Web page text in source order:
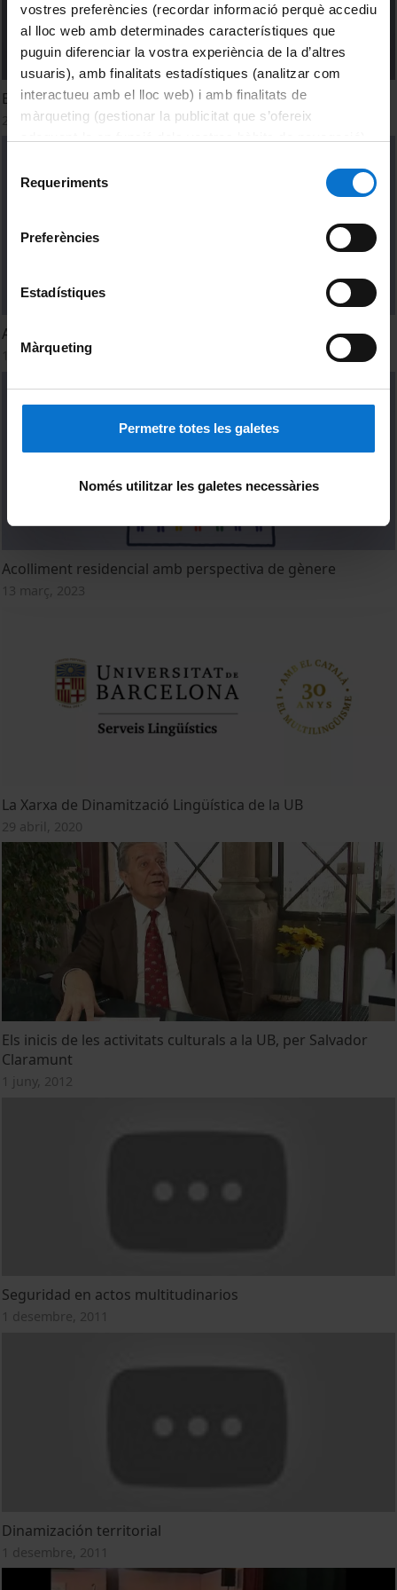
vostres preferències (recordar informació perquè accediu
al lloc web amb determinades característiques que
puguin diferenciar la vostra experiència de la d’altres
usuaris), amb finalitats estadístiques (analitzar com
interactueu amb el lloc web) i amb finalitats de
màrqueting (gestionar la publicitat que s’ofereix
consultar laPolítica de galetes del lloc web de la
Requeriments
Preferències
Estadístiques
Màrqueting
Permetre totes les galetes
Només utilitzar les galetes necessàries
Educació afectiva i sexual en la infància i l'adolescencia
22 març, 2023
Acogimiento residencial con perspectiva de género
13 març, 2023
Acolliment residencial amb perspectiva de gènere
13 març, 2023
La Xarxa de Dinamització Lingüística de la UB
29 abril, 2020
Els inicis de les activitats culturals a la UB, per Salvador
Claramunt
1 juny, 2012
Seguridad en actos multitudinarios
1 desembre, 2011
Dinamización territorial
1 desembre, 2011